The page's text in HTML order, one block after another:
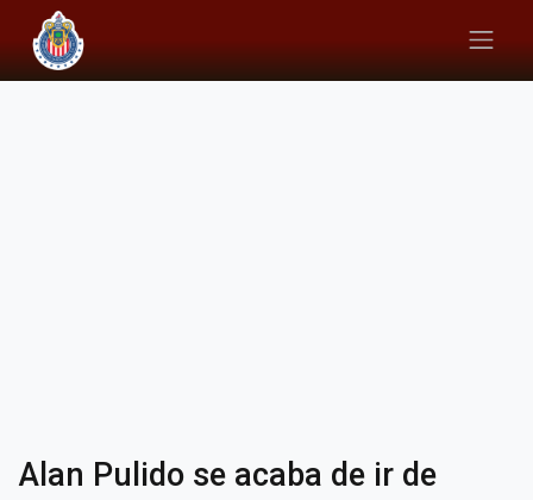
Alan Pulido se acaba de ir de